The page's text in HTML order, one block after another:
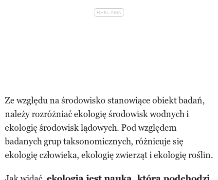
Ze względu na środowisko stanowiące obiekt badań,
należy rozróżniać ekologię środowisk wodnych i
ekologię środowisk lądowych. Pod względem
badanych grup taksonomicznych, różnicuje się
ekologię człowieka, ekologię zwierząt i ekologię roślin.